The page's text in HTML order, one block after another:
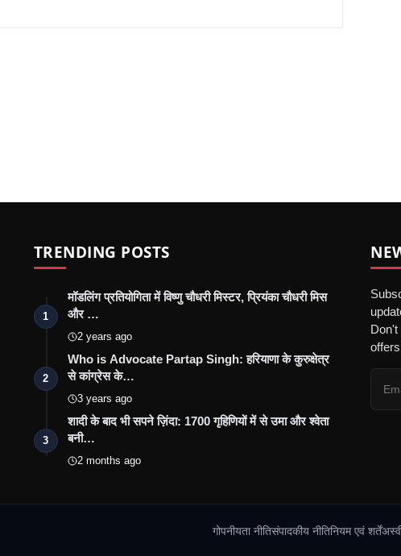
TRENDING POSTS
1
मॉडलिंग प्रतियोगिता में विष्णु चौधरी मिस्टर, प्रियंका चौधरी मिस
और …
2 years ago
2
Who is Advocate Partap Singh: हरियाणा के कुरुक्षेत्र
से कांग्रेस के…
3 years ago
3
शादी के बाद भी सपने ज़िंदा: 1700 गृहिणियों में से उमा और श्वेता
बनी…
2 months ago
गोपनीयता नीतिसंपादकीय नीतिनियम एवं शर्तें